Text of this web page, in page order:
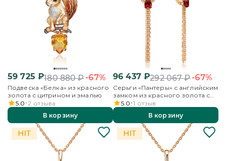
59 725 ₽180 880₽-67%
Подвеска «Белка» из красного
золота с цитрином и эмалью
5.0 2 отзыва
В корзину
96 437₽292 067₽-67%
Серьги «Пантеры» с английским
замком из красного золота с
гранатом
5.0 1 отзыв
В корзину